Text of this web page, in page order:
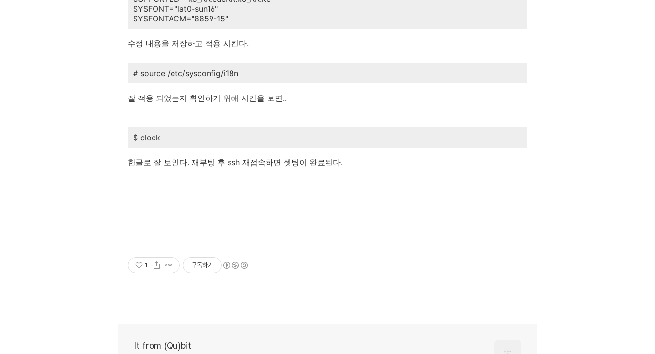
SYSFONT="lat0-sun16"
SYSFONTACM="8859-15"
수정 내용을 저장하고 적용 시킨다.
# source /etc/sysconfig/i18n
잘 적용 되었는지 확인하기 위해 시간을 보면..
$ clock
한글로 잘 보인다. 재부팅 후 ssh 재접속하면 셋팅이 완료된다.
1 구독하기
It from (Qu)bit